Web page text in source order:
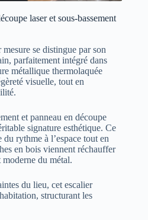
laser et sous-bassement
se distingue par son
parfaitement intégré dans
métallique thermolaquée
visuelle, tout en
et panneau en découpe
signature esthétique. Ce
rythme à l’espace tout en
en bois viennent réchauffer
moderne du métal.
du lieu, cet escalier
structurant les